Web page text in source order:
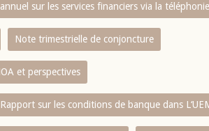
sur les services financiers via la
Note trimestrielle de conjoncture
et perspectives
Rapport sur les conditions de banque dans